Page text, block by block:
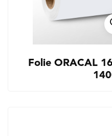
Folie ORACAL